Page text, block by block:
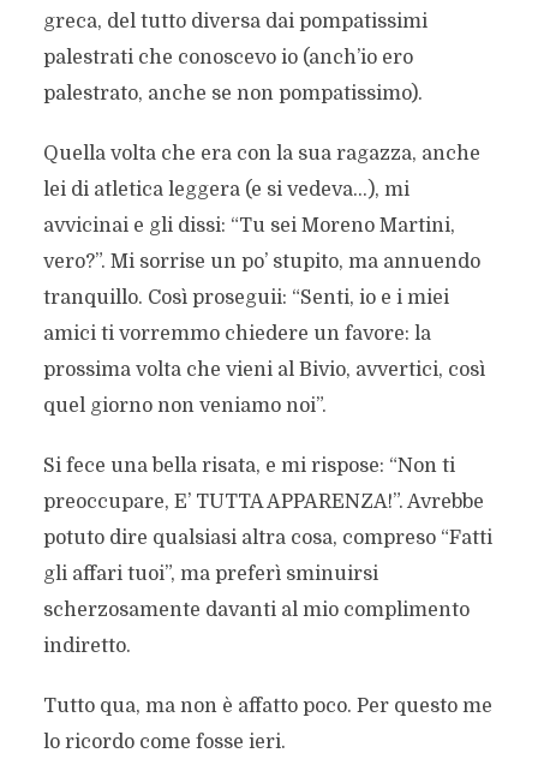
greca, del tutto diversa dai pompatissimi
palestrati che conoscevo io (anch’io ero
palestrato, anche se non pompatissimo).
Quella volta che era con la sua ragazza, anche
lei di atletica leggera (e si vedeva…), mi
avvicinai e gli dissi: “Tu sei Moreno Martini,
vero?”. Mi sorrise un po’ stupito, ma annuendo
tranquillo. Così proseguii: “Senti, io e i miei
amici ti vorremmo chiedere un favore: la
prossima volta che vieni al Bivio, avvertici, così
quel giorno non veniamo noi”.
Si fece una bella risata, e mi rispose: “Non ti
preoccupare, E’ TUTTA APPARENZA!”. Avrebbe
potuto dire qualsiasi altra cosa, compreso “Fatti
gli affari tuoi”, ma preferì sminuirsi
scherzosamente davanti al mio complimento
indiretto.
Tutto qua, ma non è affatto poco. Per questo me
lo ricordo come fosse ieri.